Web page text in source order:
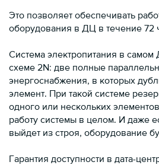
Это позволяет обеспечивать
оборудования в ДЦ в течение 72
Система электропитания в
схеме 2N: две полные
энергоснабжения, в которых
элемент. При такой системе
одного или нескольких
работу системы в целом. И даже
выйдет из строя, оборудование
Гарантия доступности в дата-